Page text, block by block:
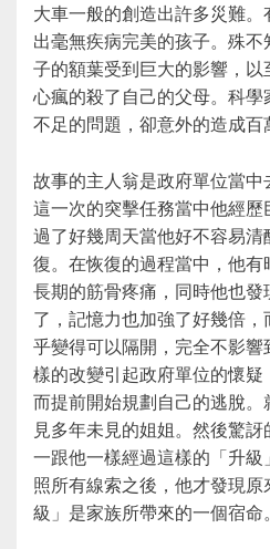
大車一般的創造出許多災難
出毫無疾病完美的孩子。殊
子的額葉受到巨大的影響，
心瘋的殺了自己的父母。科
不足的問題，卻意外的造成百
故事的主人翁是政府單位當中
這一次的突擊任務當中他經歷
過了好幾周天當他好不容易
復。在恢復的過程當中，他
長期的筋骨疼痛，同時他也
了，記憶力也加強了好幾倍
乎變得可以隔開，完全不影
樣的改變引起政府單位的懷
而提前開始規劃自己的逃脫
見多年未見的姐姐。然後驚
一跟他一樣經過這樣的「升
照所有線索之後，他才發現
級」是家族所帶來的一個宿命。